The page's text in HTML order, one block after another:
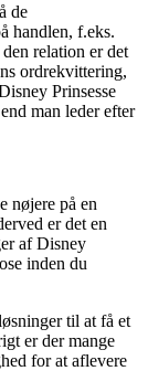
de
handlen, f.eks.
relation er det
ordrekvittering,
Prinsesse
man leder efter
nøjere på en
er det en
af Disney
inden du
til at få et
er der mange
for at aflevere